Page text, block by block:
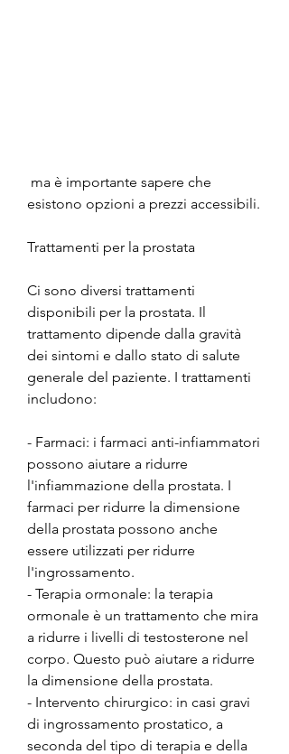
esistono opzioni a prezzi accessibili.
Trattamenti per la prostata
Ci sono diversi trattamenti
disponibili per la prostata. Il
trattamento dipende dalla gravità
dei sintomi e dallo stato di salute
generale del paziente. I trattamenti
includono:
- Farmaci: i farmaci anti-infiammatori
possono aiutare a ridurre
l'infiammazione della prostata. I
farmaci per ridurre la dimensione
della prostata possono anche
essere utilizzati per ridurre
l'ingrossamento.
- Terapia ormonale: la terapia
ormonale è un trattamento che mira
a ridurre i livelli di testosterone nel
corpo. Questo può aiutare a ridurre
la dimensione della prostata.
- Intervento chirurgico: in casi gravi
di ingrossamento prostatico, a
seconda del tipo di terapia e della